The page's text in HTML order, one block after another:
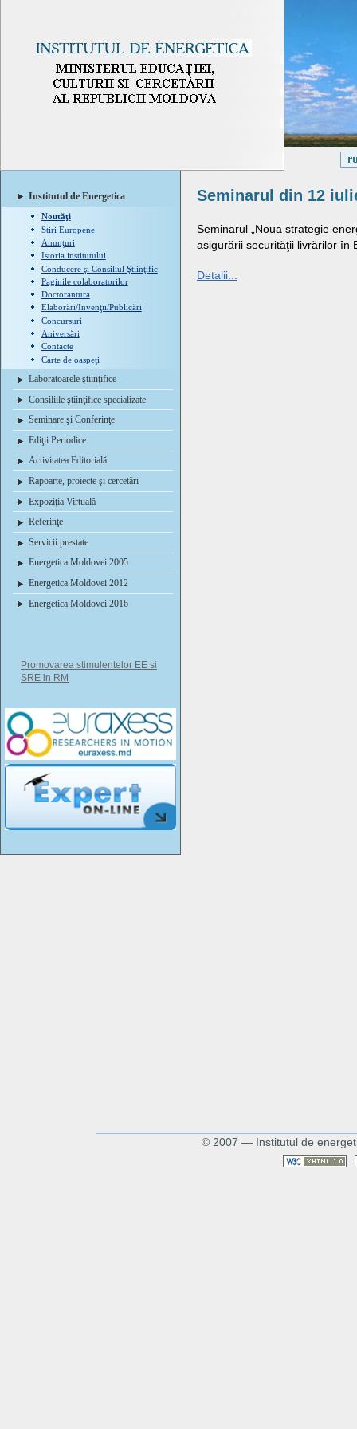
Institutul de Energetica
Noutăţi
Stiri Europene
Anunţuri
Istoria institutului
Conducere şi Consiliul Ştiinţific
Paginile colaboratorilor
Doctorantura
Elaborări/Invenţii/Publicări
Concursuri
Aniversări
Contacte
Carte de oaspeţi
Laboratoarele ştiinţifice
Consiliile ştiinţifice specializate
Seminare şi Conferinţe
Ediţii Periodice
Activitatea Editorială
Rapoarte, proiecte şi cercetări
Expoziţia Virtuală
Referinţe
Servicii prestate
Energetica Moldovei 2005
Energetica Moldovei 2012
Energetica Moldovei 2016
Promovarea stimulentelor EE si
SRE in RM
Seminarul din 12
Seminarul „Noua strategie
asigurării securităţii livrărilor în
Detalii...
© 2007 — Institutul de